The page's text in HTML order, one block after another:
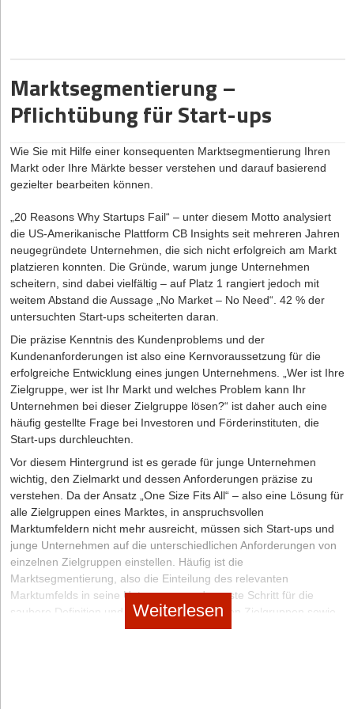
erhalten diese eine zeitlich unbegrenzte Erlaubnis das Produkt zu
installieren und zu verwenden. Je nach Softwarehersteller können
auch zusätzliche Gebühren durch Anpassungen und regelmäßige
Abonnementsbasiertes Modell:
Das Nutzungsrecht wird für
einen bestimmten Zeitraum (z.B. Benutzer/Monat) gemietet.
Version der Software. Wird der festgelegte Zeitraum abgelaufen,
musste das Nutzungsrecht durch die wiederkehrende Zahlung
erneut aktiviert werden.
Das Pay-as-you-go-Modell:Die Endnutzer*innen bezahlen nur
Ressourcen, die sie tatsächlich genutzt haben. Die Zahlung basiert
auf einer messbaren Einheit wie z. B. pro Transaktion, pro
Gigabyte Speicherplatz, pro Verbindung.
Freemium-Modell:du kombinierst zwei Angebote. Erst stellst du
ein Basisprodukt kostenlos zur Verfügung, um potenzielle
Kund*innen zu gewinnen und ihr Interesse zu wecken. Dann
bietest du die Möglichkeit an, die Vollversion mit zusätzlichen
Funktionen und Erweiterungen zu nutzen, für die
Endnutzer*innen aber extra bezahlen müssen.
In-App-Käufe:Dieses Modell ermöglicht es, eine App als
Vertriebskanal zu nutzen, um verschiedene Produkte zu
verkaufen.
Umsatz mit einem Produkt und produkt-begleitenden
Dienstleistungen. Dazu gehören in erster Linie technischer Support und
Wartung deines Softwareprodukts.
Nach Bereitstellungsmodell
Cloud: Ein Softwareprodukt wird über das Internet bereitgestellt,
das Kund*innen ohne Installation sofort nutzen können. Dieses
Marktsegmentierung –
Pflichtübung für Start-ups
Wie Sie mit Hilfe einer konsequenten Marktsegmentierung Ihren
Markt oder Ihre Märkte besser verstehen und darauf basierend
gezielter bearbeiten können.
„20 Reasons Why Startups Fail“ – unter diesem Motto analysiert
die US-Amerikanische Plattform CB Insights seit mehreren Jahren
neugegründete Unternehmen, die sich nicht erfolgreich am Markt
platzieren konnten. Die Gründe, warum junge Unternehmen
scheitern, sind dabei vielfältig – auf Platz 1 rangiert jedoch mit
weitem Abstand die Aussage „No Market – No Need“. 42 % der
untersuchten Start-ups scheiterten daran.
Die präzise Kenntnis des Kundenproblems und der
Kundenanforderungen ist also eine Kernvoraussetzung für die
erfolgreiche Entwicklung eines jungen Unternehmens. „Wer ist Ihre
Zielgruppe, wer ist Ihr Markt und welches Problem kann Ihr
Unternehmen bei dieser Zielgruppe lösen?“ ist daher auch eine
häufig gestellte Frage bei Investoren und Förderinstituten, die
Start-ups durchleuchten.
Vor diesem Hintergrund ist es gerade für junge Unternehmen
wichtig, den Zielmarkt und dessen Anforderungen präzise zu
verstehen. Da der Ansatz „One Size Fits All“ – also eine Lösung für
alle Zielgruppen eines Marktes, in anspruchsvollen
Marktumfeldern nicht mehr ausreicht, müssen sich Start-ups und
junge Unternehmen auf die unterschiedlichen Anforderungen von
einzelnen Zielgruppen einstellen. Häufig ist die
Marktsegmentierung, also die Einteilung des relevanten
Marktumfelds in seine Untergruppen, der erste Schritt für die
saubere Definition und Analyse der relevanten Zielgruppen sowie
Weiterlesen